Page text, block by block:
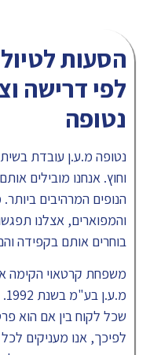
הסעות
לפי דרישה
נטופה
נטופה מ.ע.ן עובדת
וחוץ. אנחנו מובילים
הנופים המרהיבים
והמפוארים, אצלנו
בוחרים אותם בקפידה
משפחת קרטאוי הקימה
שכל לקוח בין אם הוא
לפיכך, אנו מעניקים